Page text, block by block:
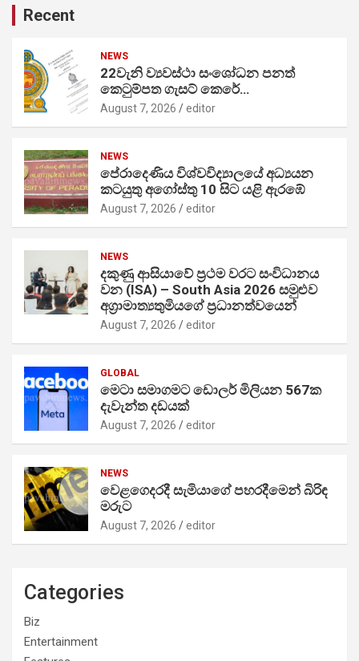
Recent
NEWS
22වැනි ව්‍යවස්ථා සංශෝධන පනත්
කෙටුම්පත ගැසට් කෙරේ…
August 7, 2026 editor
NEWS
පේරාදෙණිය විශ්වවිද්‍යාලයේ අධ්‍යයන
කටයුතු අගෝස්තු 10 සිට යළි ඇරඹේ
August 7, 2026 editor
NEWS
දකුණු ආසියාවේ ප්‍රථම වරට සංවිධානය
වන (ISA) – South Asia 2026 සමුළුව
අග්‍රාමාත්‍යතුමියගේ ප්‍රධානත්වයෙන්
August 7, 2026 editor
GLOBAL
මෙටා සමාගමට ඩොලර් මිලියන 567ක
දැවැන්ත දඩයක්
August 7, 2026 editor
NEWS
වෙළගෙදරදී සැමියාගේ පහරදීමෙන් බිරිඳ
මරුට
August 7, 2026 editor
Categories
Biz
Entertainment